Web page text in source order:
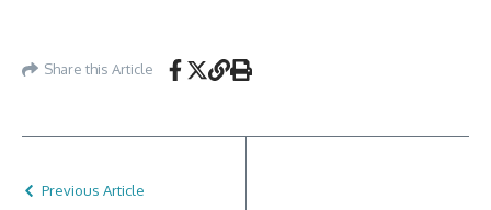
Share this Article
Previous Article